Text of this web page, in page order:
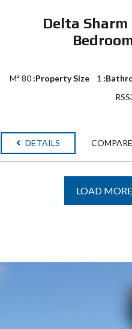
Delta Sharm
1
Property Size:
80 M²
DETAILS
LOAD MORE